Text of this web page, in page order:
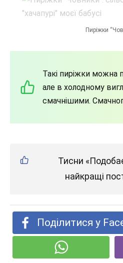
Пиріжки
Такі пиріжки можна
але в холодному
смачнішими.
Тисни
найкращі
Поділитися у